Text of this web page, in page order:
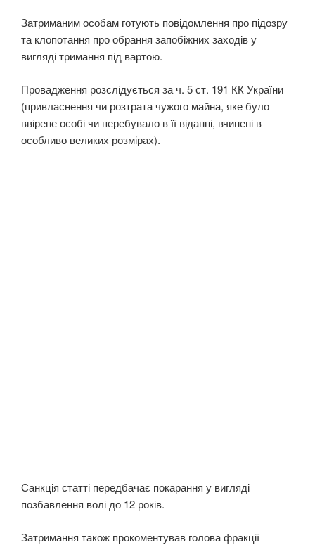
Затриманим особам готують повідомлення про підозру
та клопотання про обрання запобіжних заходів у
вигляді тримання під вартою.
Провадження розслідується за ч. 5 ст. 191 КК України
(привласнення чи розтрата чужого майна, яке було
ввірене особі чи перебувало в її віданні, вчинені в
особливо великих розмірах).
Санкція статті передбачає покарання у вигляді
позбавлення волі до 12 років.
Затримання також прокоментував голова фракції